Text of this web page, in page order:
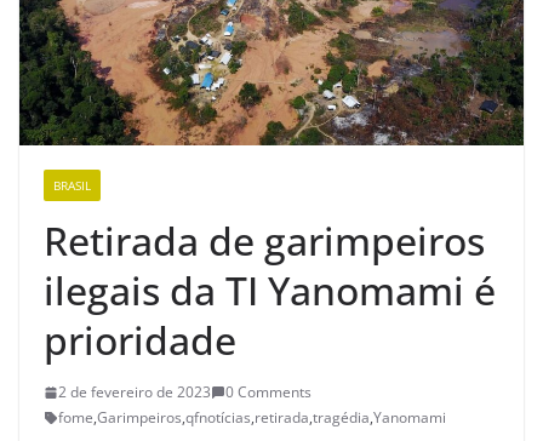
BRASIL
Retirada de garimpeiros
ilegais da TI Yanomami é
prioridade
2 de fevereiro de 2023
0 Comments
fome,Garimpeiros,qfnotícias,retirada,tragédia,Yanomami